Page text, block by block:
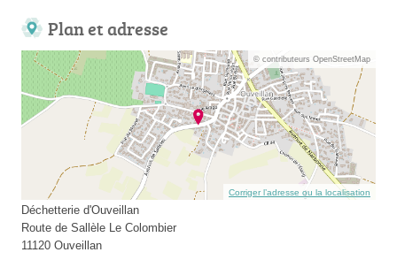
Plan et adresse
© contributeurs OpenStreetMap
Corriger l’adresse ou la localisation
Déchetterie d'Ouveillan
Route de Sallèle Le Colombier
11120 Ouveillan